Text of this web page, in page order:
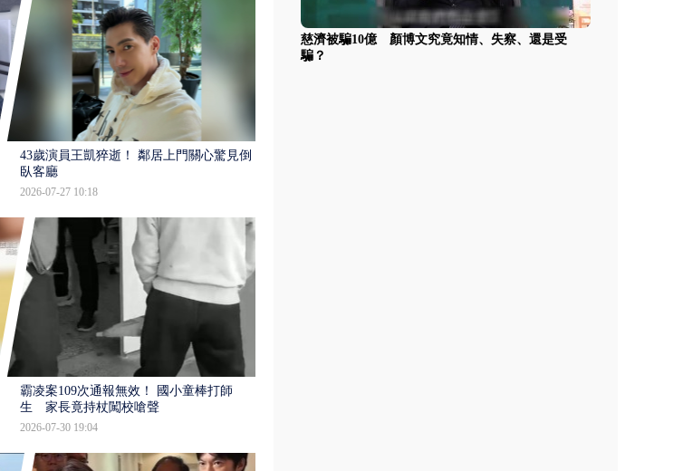
43歲演員王凱猝逝！ 鄰居上門關心驚見倒
臥客廳
2026-07-27 10:18
霸凌案109次通報無效！ 國小童棒打師
生 家長竟持杖闖校嗆聲
2026-07-30 19:04
慈濟被騙10億 顏博文究竟知情、失察、還是受
騙？